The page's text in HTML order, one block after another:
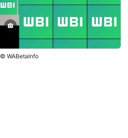
© WABetaInfo